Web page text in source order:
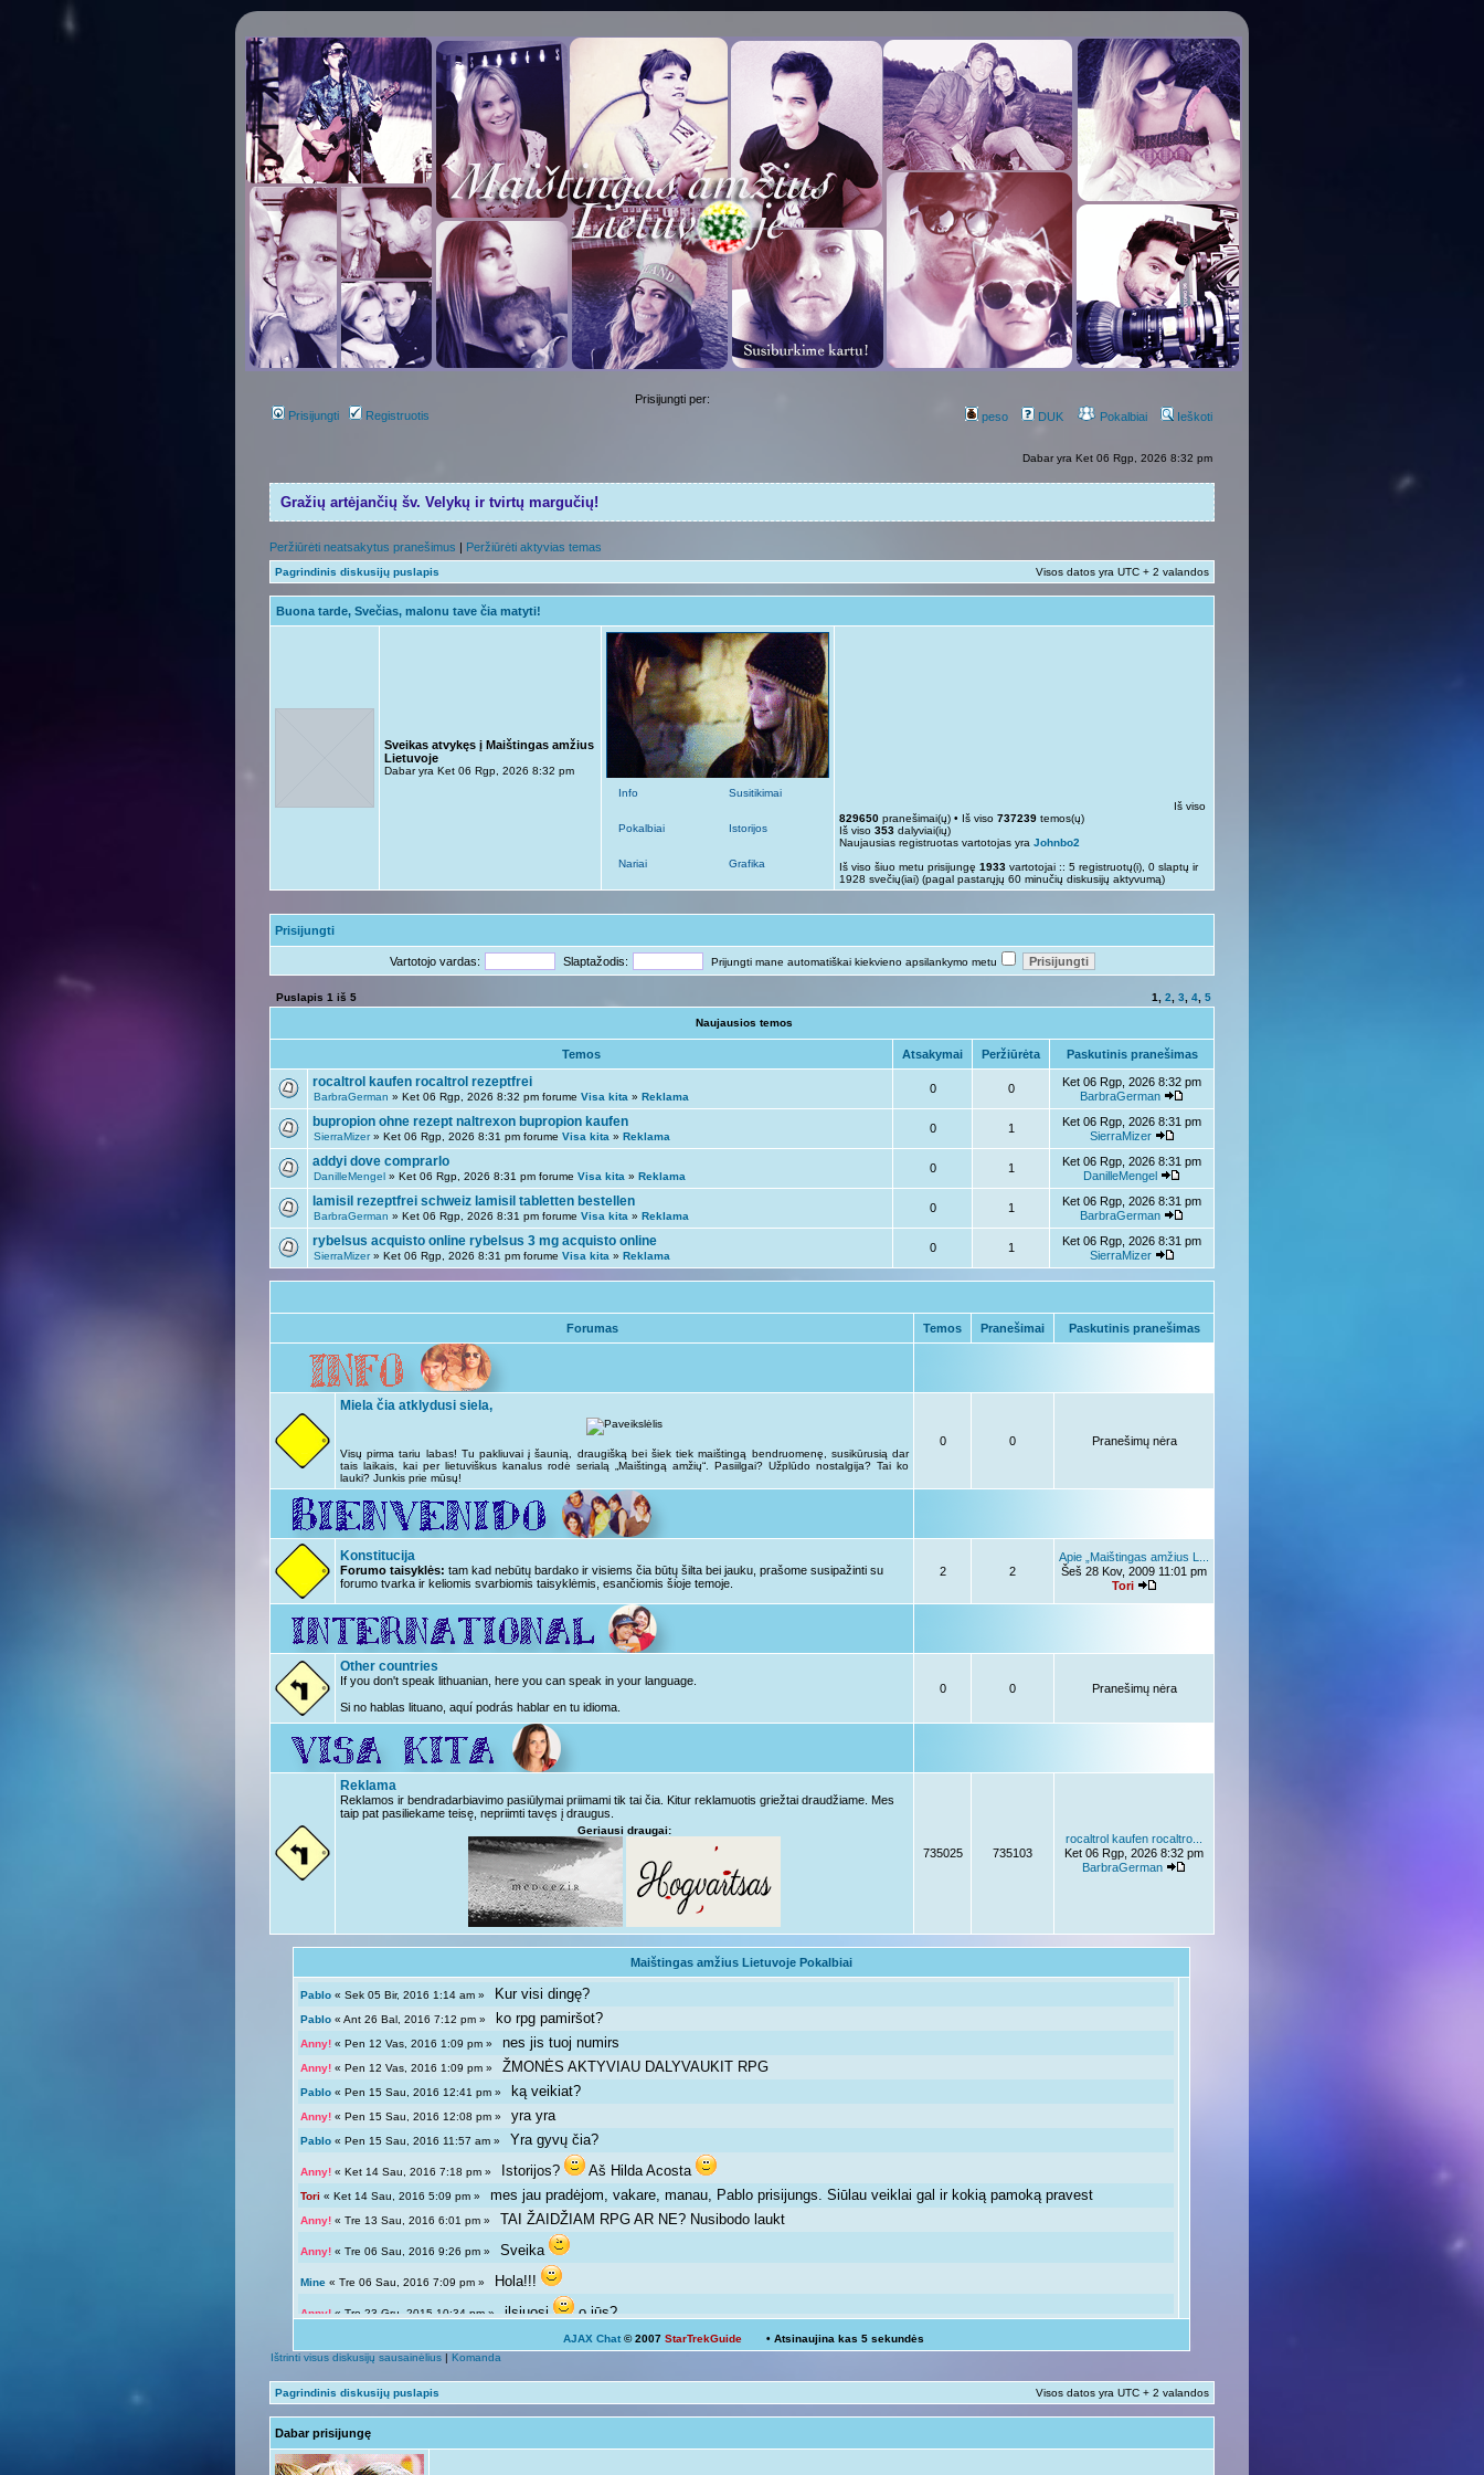
Prisijungti Registruotis
Prisijungti per:
peso
DUK Pokalbiai Ieškoti
Dabar yra Ket 06 Rgp, 2026 8:32 pm
Gražių artėjančių šv. Velykų ir tvirtų margučių!
Peržiūrėti neatsakytus pranešimus | Peržiūrėti aktyvias temas
Pagrindinis diskusijų puslapis Visos datos yra UTC + 2 valandos
Buona tarde, Svečias, malonu tave čia matyti!
Sveikas atvykęs į Maištingas amžius
Lietuvoje
Dabar yra Ket 06 Rgp, 2026 8:32 pm
Info
Pokalbiai
Nariai
Susitikimai
Istorijos
Grafika
Iš viso
829650 pranešimai(ų) • Iš viso 737239 temos(ų)
Iš viso 353 dalyviai(ių)
Naujausias registruotas vartotojas yra Johnbo2
Iš viso šiuo metu prisijungę 1933 vartotojai :: 5 registruotų(i), 0 slaptų ir
1928 svečių(iai) (pagal pastarųjų 60 minučių diskusijų aktyvumą)
Prisijungti
Vartotojo vardas: Slaptažodis: Prijungti mane automatiškai kiekvieno apsilankymo metu
Puslapis 1 iš 5 1 2 3 4 5
Naujausios temos
Temos Atsakymai Peržiūrėta Paskutinis pranešimas
rocaltrol kaufen rocaltrol rezeptfrei
BarbraGerman » Ket 06 Rgp, 2026 8:32 pm forume Visa kita » Reklama
0 0
Ket 06 Rgp, 2026 8:32 pm
BarbraGerman
bupropion ohne rezept naltrexon bupropion kaufen
SierraMizer» Ket 06 Rgp, 2026 8:31 pm forume Visa kita » Reklama
0 1
Ket 06 Rgp, 2026 8:31 pm
SierraMizer
addyi dove comprarlo
DanilleMengel » Ket 06 Rgp, 2026 8:31 pm forume Visa kita » Reklama
0 1
Ket 06 Rgp, 2026 8:31 pm
DanilleMengel
lamisil rezeptfrei schweiz lamisil tabletten bestellen
BarbraGerman » Ket 06 Rgp, 2026 8:31 pm forume Visa kita » Reklama
0 1
Ket 06 Rgp, 2026 8:31 pm
BarbraGerman
rybelsus acquisto online rybelsus 3 mg acquisto online
SierraMizer» Ket 06 Rgp, 2026 8:31 pm forume Visa kita » Reklama
0 1
Ket 06 Rgp, 2026 8:31 pm
SierraMizer
Forumas Temos Pranešimai Paskutinis pranešimas
Miela čia atklydusi siela,
Visų pirma tariu labas! Tu pakliuvai į šaunią, draugišką bei šiek tiek maištingą bendruomenę, susikūrusią dar
tais laikais, kai per lietuviškus kanalus rodė serialą „Maištingą amžių“. Pasiilgai? Užplūdo nostalgija? Tai ko
lauki? Junkis prie mūsų!
0 0 Pranešimų nėra
Konstitucija
Forumo taisyklės: tam kad nebūtų bardako ir visiems čia būtų šilta bei jauku, prašome susipažinti su
forumo tvarka ir keliomis svarbiomis taisyklėmis, esančiomis šioje temoje.
2 2
Apie „Maištingas amžius L...
Šeš 28 Kov, 2009 11:01 pm
Tori
Other countries
If you don't speak lithuanian, here you can speak in your language.
Si no hablas lituano, aquí podrás hablar en tu idioma.
0 0 Pranešimų nėra
Reklama
Reklamos ir bendradarbiavimo pasiūlymai priimami tik tai čia. Kitur reklamuotis griežtai draudžiame. Mes
taip pat pasiliekame teisę, nepriimti tavęs į draugus.
Geriausi draugai:
735025 735103
rocaltrol kaufen rocaltro...
Ket 06 Rgp, 2026 8:32 pm
BarbraGerman
Maištingas amžius Lietuvoje Pokalbiai
Pablo « Sek 05 Bir, 2016 1:14 am » Kur visi dingę?
Pablo « Ant 26 Bal, 2016 7:12 pm » ko rpg pamiršot?
Anny! « Pen 12 Vas, 2016 1:09 pm »nes jis tuoj numirs
Anny! « Pen 12 Vas, 2016 1:09 pm »ŽMONĖS AKTYVIAU DALYVAUKIT RPG
Pablo « Pen 15 Sau, 2016 12:41 pm » ką veikiat?
Anny! « Pen 15 Sau, 2016 12:08 pm »yra yra
Pablo « Pen 15 Sau, 2016 11:57 am » Yra gyvų čia?
Anny! « Ket 14 Sau, 2016 7:18 pm » Istorijos? Aš Hilda Acosta
Tori « Ket 14 Sau, 2016 5:09 pm »mes jau pradėjom, vakare, manau, Pablo prisijungs. Siūlau veiklai gal ir kokią pamoką pravest
Anny! « Tre 13 Sau, 2016 6:01 pm » TAI ŽAIDŽIAM RPG AR NE? Nusibodo laukt
Anny! « Tre 06 Sau, 2016 9:26 pm »Sveika
Mine « Tre 06 Sau, 2016 7:09 pm » Hola!!!
Anny! « Tre 23 Gru, 2015 10:34 pm »ilsiuosi o jūs?
Ką veikiat?
Anny!« Sek 13 Rgs, 2015 9:54 pm »galima ir atsipalaiduoti nuo mokslų
Giedryte.« Sek 13 Rgs, 2015 7:40 pm »
Anny!« Pir 07 Rgs, 2015 9:14 pm »
AJAX Chat © 2007StarTrekGuide • Atsinaujina kas5 sekundės
Ištrinti visus diskusijų sausainėlius | Komanda
Pagrindinis diskusijų puslapis Visos datos yra UTC + 2 valandos
Dabar prisijungę